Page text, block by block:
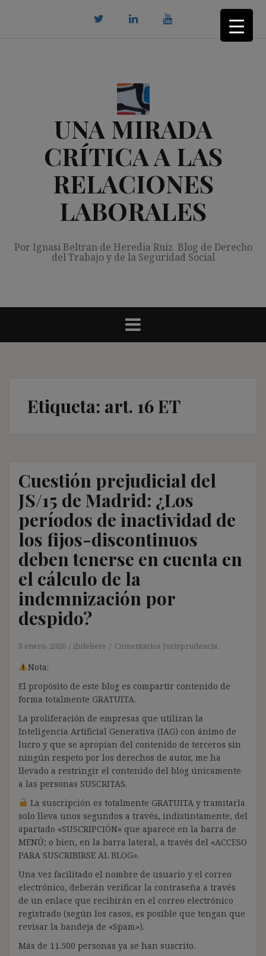
UNA MIRADA
CRÍTICA A LAS
RELACIONES
LABORALES
Por Ignasi Beltran de Heredia Ruiz. Blog de Derecho
del Trabajo y de la Seguridad Social
Etiqueta: art. 16 ET
Cuestión prejudicial del
JS/15 de Madrid: ¿Los
períodos de inactividad de
los fijos-discontinuos
deben tenerse en cuenta en
el cálculo de la
indemnización por
despido?
8 enero, 2026 ibdehere Comentarios Jurisprudencia
Nota:
El propósito de este blog es compartir contenido de
forma totalmente GRATUITA.
La proliferación de empresas que utilizan la
Inteligencia Artificial Generativa (IAG) con ánimo de
lucro y que se apropian del contenido de terceros sin
ningún respeto por los derechos de autor, me ha
llevado a restringir el contenido del blog únicamente
a las personas SUSCRITAS.
La suscripción es totalmente GRATUITA y tramitarla
solo lleva unos segundos a través, indistintamente, del
apartado «SUSCRIPCIÓN» que aparece en la barra de
MENÚ; o bien, en la barra lateral, a través del «ACCESO
PARA SUSCRIBIRSE AL BLOG».
Una vez facilitado el nombre de usuario y el correo
electrónico, deberán verificar la contraseña a través
de un enlace que recibirán en el correo electrónico
registrado (según los casos, es posible que tengan que
revisar la bandeja de «Spam»).
Más de 11.500 personas ya se han suscrito.